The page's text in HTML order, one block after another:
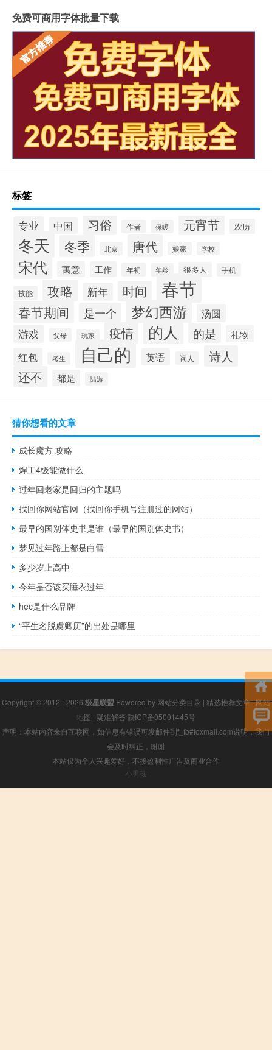
免费可商用字体批量下载
标签
专业 中国 习俗 作者 保暖 元宵节 农历
冬天 冬季 北京 唐代 娘家 学校
宋代 寓意 工作 年初 年龄 很多人 手机
技能 攻略 新年 时间 春节
春节期间 是一个 梦幻西游
汤圆
游戏
父母 玩家 疫情 的人 的是 礼物
红包 考生 自己的 英语 词人
诗人
还不
都是 陆游
猜你想看的文章
成长魔方 攻略
焊工4级能做什么
过年回老家是回归的主题吗
找回你网站官网（找回你手机号注册过的网站）
最早的国别体史书是谁（最早的国别体史书）
梦见过年路上都是白雪
多少岁上高中
今年是否该买睡衣过年
hec是什么品牌
“平生名脱虞卿历”的出处是哪里
Copyright © 2012 - 2026 极星联盟 Powered by 网站分类目录 | 精选推荐文章|网站
地图 | 疑难解答 陕ICP备05001445号
声明：本站内容来自互联网，如信息有错误可发邮件到f_fb#foxmail.com说明，我们
会及时纠正，谢谢
本站仅为个人兴趣爱好，不接盈利性广告及商业合作
小男孩